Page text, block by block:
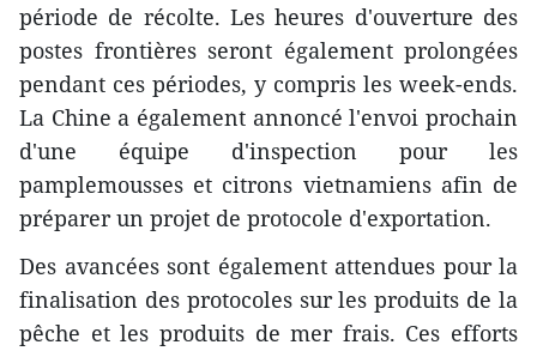
période de récolte. Les heures d'ouverture des
postes frontières seront également prolongées
pendant ces périodes, y compris les week-ends.
La Chine a également annoncé l'envoi prochain
d'une équipe d'inspection pour les
pamplemousses et citrons vietnamiens afin de
préparer un projet de protocole d'exportation.
Des avancées sont également attendues pour la
finalisation des protocoles sur les produits de la
pêche et les produits de mer frais. Ces efforts